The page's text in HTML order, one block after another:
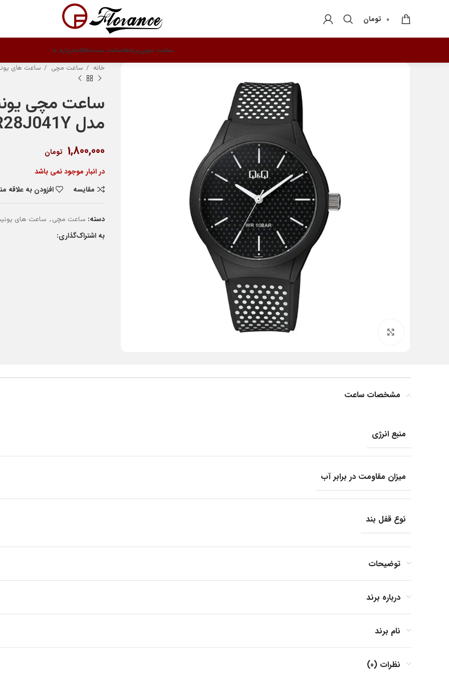
0 تومان
ساعت مچیبرندهاساعت ستمقالاتدرباره ما
خانه ساعت مچی ساعت های
ساعت مچی
مدل VR28J041Y
1,800,000 تومان
در انبار موجود نمی باشد
مقایسه
افزودن به علاقه
دسته: ساعت مچی, ساعت های
به اشتراک‌گذاری:
مشخصات ساعت
منبع انرژی
میزان مقاومت در برابر آب
نوع قفل بند
جنس بند
جنس بدنه
فرم صفحه
توضیحات
درباره برند
نام برند
نظرات (0)